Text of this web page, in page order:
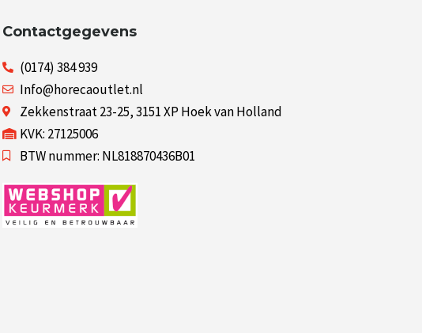
Contactgegevens
(0174) 384 939
Info@horecaoutlet.nl
Zekkenstraat 23-25, 3151 XP Hoek van Holland
KVK: 27125006
BTW nummer: NL818870436B01